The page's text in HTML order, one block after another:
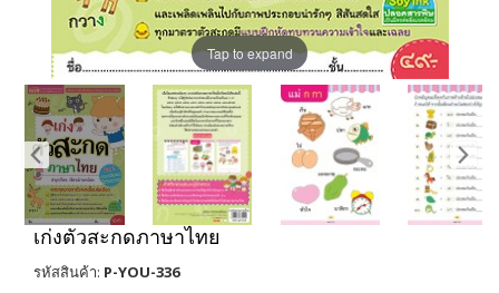
Tap to expand
เก่งตัวสะกดภาษาไทย
รหัสสินค้า: P-YOU-336